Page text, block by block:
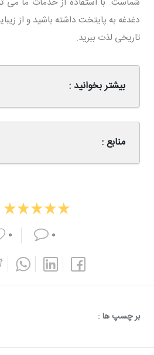
دغدغه به پایتخت داشته باشید و از
تاریخی لذت ببرید.
بیشتر بخوانید :
منابع :
۰
۰
بر چسپ ها :